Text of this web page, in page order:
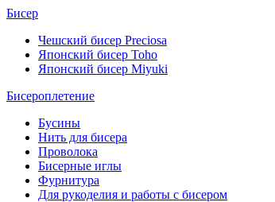
Бисер
Чешский бисер Preciosa
Японский бисер Toho
Японский бисер Miyuki
Бисероплетение
Бусины
Нить для бисера
Проволока
Бисерные иглы
Фурнитура
Для рукоделия и работы с бисером